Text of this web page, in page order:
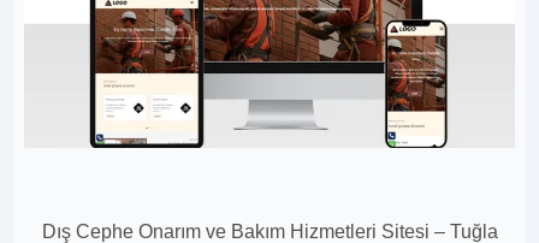
Dış Cephe Onarım ve Bakım Hizmetleri Sitesi – Tuğla